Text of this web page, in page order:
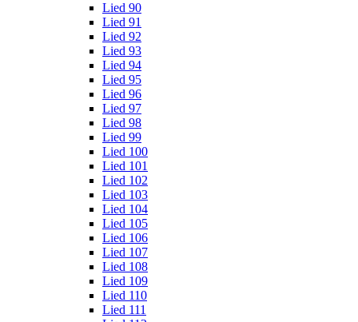
Lied 90
Lied 91
Lied 92
Lied 93
Lied 94
Lied 95
Lied 96
Lied 97
Lied 98
Lied 99
Lied 100
Lied 101
Lied 102
Lied 103
Lied 104
Lied 105
Lied 106
Lied 107
Lied 108
Lied 109
Lied 110
Lied 111